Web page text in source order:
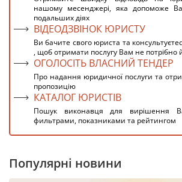
нашому месенджері, яка допоможе
подальших діях
ВІДЕОДЗВІНОК ЮРИСТУ
Ви бачите свого юриста та
, щоб отримати послугу Вам не потрібно
ОГОЛОСІТЬ ВЛАСНИЙ ТЕНДЕР
Про надання юридичної послуги та
пропозицію
КАТАЛОГ ЮРИСТІВ
Пошук виконавця для вирішення
фильтрами, показниками та рейтингом
Популярні новини